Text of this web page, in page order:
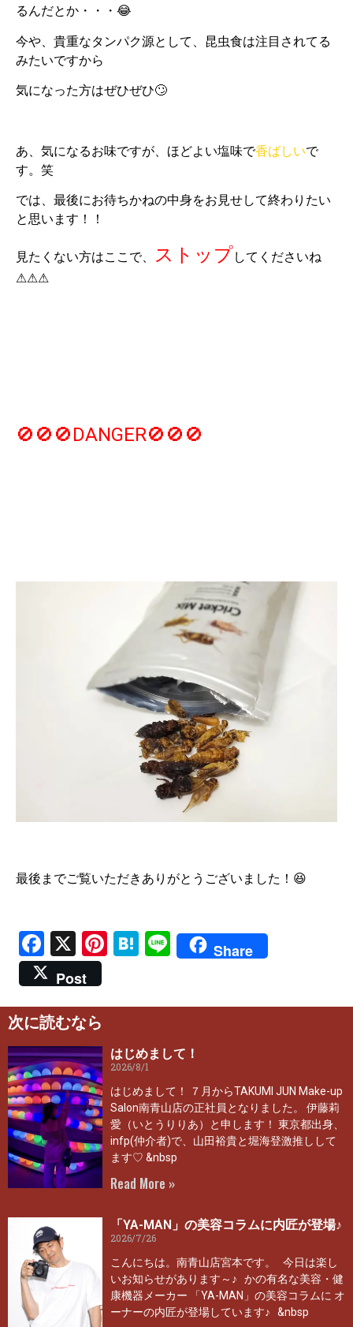
るんだとか・・・😂
今や、貴重なタンパク源として、昆虫食は注目されてる
みたいですから
気になった方はぜひぜひ🙄
あ、気になるお味ですが、ほどよい塩味で香ばしいで
す。笑
では、最後にお待ちかねの中身をお見せして終わりたい
と思います！！
見たくない方はここで、 ストップしてくださいね
⚠⚠⚠
🚫🚫🚫DANGER🚫🚫🚫
最後までご覧いただきありがとうございました！😆
Facebook
X Pinterest
Hatena
LineShare
Post
次に読むなら
はじめまして！
2026/8/1
はじめまして！ ７月からTAKUMI JUN Make-up
Salon南青山店の正社員となりました。 伊藤莉
愛（いとうりりあ）と申します！ 東京都出身、
infp(仲介者)で、山田裕貴と堀海登激推しして
ます♡ &nbsp
Read More »
「YA-MAN」の美容コラムに内匠が登場♪
2026/7/26
こんにちは。南青山店宮本です。 今日は楽し
いお知らせがあります～♪ かの有名な美容・健
康機器メーカー 「YA-MAN」の美容コラムに オ
ーナーの内匠が登場しています♪ &nbsp